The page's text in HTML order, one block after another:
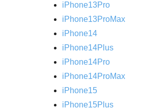
iPhone13Pro
iPhone13ProMax
iPhone14
iPhone14Plus
iPhone14Pro
iPhone14ProMax
iPhone15
iPhone15Plus